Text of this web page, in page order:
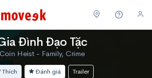
Đình Đạo Tặc
Coin Heist - Family, Crime
Thích Đánh giá Trailer